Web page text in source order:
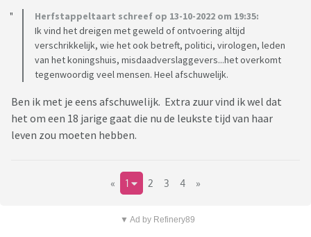
Herfstappeltaart schreef op 13-10-2022 om 19:35:
Ik vind het dreigen met geweld of ontvoering altijd
verschrikkelijk, wie het ook betreft, politici, virologen, leden
van het koningshuis, misdaadverslaggevers...het overkomt
tegenwoordig veel mensen. Heel afschuwelijk.
Ben ik met je eens afschuwelijk. Extra zuur vind ik wel dat
het om een 18 jarige gaat die nu de leukste tijd van haar
leven zou moeten hebben.
« 1 2 3 4 »
▼ Ad by Refinery89